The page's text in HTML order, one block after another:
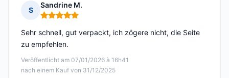
S
Sandrine M.
Hinweis: 5 von 5
Veröffentlicht am 07/01/2026 à 16h41
nach einem Kauf von 31/12/2025
Sehr schnell, gut verpackt, ich zögere nicht, die Seite
zu empfehlen.